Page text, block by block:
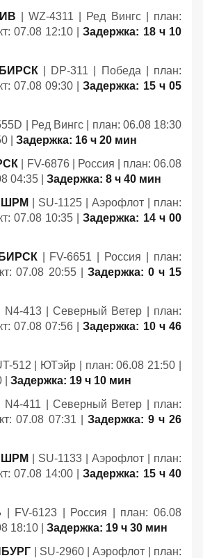
| WZ-4311 | Ред Вингс | план:
07.08 12:10 |Задержка: 18 ч 10
| DP-311 | Победа | план:
07.08 09:30 |Задержка: 15 ч 05
| Ред Вингс | план: 06.08 18:30
| Задержка: 16 ч 20 мин
| FV-6876 | Россия | план: 06.08
04:35 | Задержка: 8 ч 40 мин
ШРМ
| SU-1125 | Аэрофлот | план:
07.08 10:35 |Задержка: 14 ч 00
| FV-6651 | Россия | план:
07.08 20:55 | Задержка: 0 ч 15
N4-413 | Северный Ветер | план:
07.08 07:56 |Задержка: 10 ч 46
512 | ЮТэйр | план: 06.08 21:50 |
| Задержка: 19 ч 10 мин
N4-411 | Северный Ветер | план:
07.08 07:31 | Задержка: 9 ч 26
ШРМ
| SU-1133 | Аэрофлот | план:
07.08 14:00 |Задержка: 15 ч 40
| FV-6123 | Россия | план: 06.08
18:10 | Задержка: 19 ч 30 мин
| SU-2960 | Аэрофлот | план: